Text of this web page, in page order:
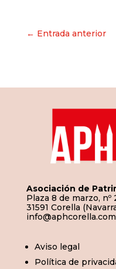
Navegación
← Entrada anterior
Asociación de
Plaza 8 de marzo, nº
31591 Corella
info@aphcorella.com
Aviso legal
Política de